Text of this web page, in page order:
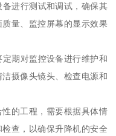
进行测试和调试，确保其
量、监控屏幕的显示效果
期对监控设备进行维护和
摄像头镜头、检查电源和
的工程，需要根据具体情
查，以确保升降机的安全